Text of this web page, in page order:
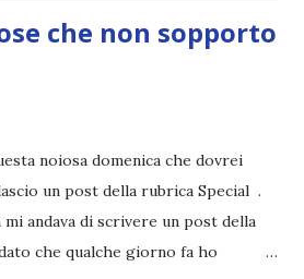
che non sopporto
noiosa domenica che dovrei
un post della rubrica Special .
andava di scrivere un post della
che qualche giorno fa ho